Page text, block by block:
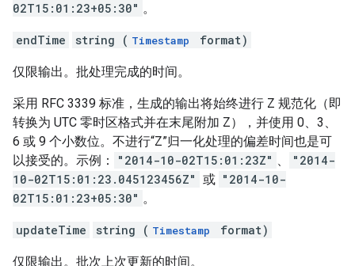
02T15:01:23+05:30" 。
endTime string ( Timestamp format)
仅限输出。批处理完成的时间。
采用 RFC 3339 标准，生成的输出将始终进行 Z 规范化（即
转换为 UTC 零时区格式并在末尾附加 Z），并使用 0、3、
6 或 9 个小数位。不进行“Z”归一化处理的偏差时间也是可
以接受的。示例：
"2014-10-02T15:01:23Z" 、
"2014-
10-02T15:01:23.045123456Z" 或 "2014-10-
02T15:01:23+05:30" 。
updateTime string ( Timestamp format)
仅限输出。批次上次更新的时间。